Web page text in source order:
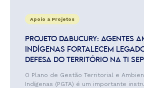
Apoio a Projetos
PROJETO DABUCURY: AGENTES
INDÍGENAS FORTALECEM
DEFESA DO TERRITÓRIO NA TI
O Plano de Gestão Territorial e
Indígenas (PGTA) é um importante